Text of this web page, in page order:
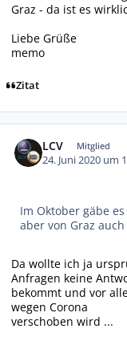
Graz - da ist es
Liebe Grüße
memo
Zitat
LCV Mitglied
24. Juni 2020 um
Im Oktober gäbe
aber von Graz
Da wollte ich ja
Anfragen keine
bekommt und vor
wegen Corona
verschoben wird ...